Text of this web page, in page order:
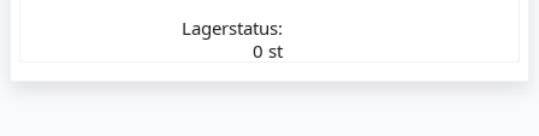
Lagerstatus:
0 st
249 kr